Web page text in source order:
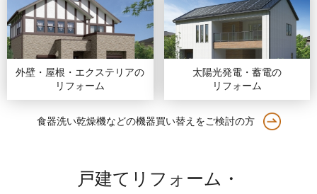
外壁・屋根・エクステリアの
リフォーム
太陽光発電・蓄電の
リフォーム
食器洗い乾燥機などの機器買い替えをご検討の方
戸建てリフォーム・